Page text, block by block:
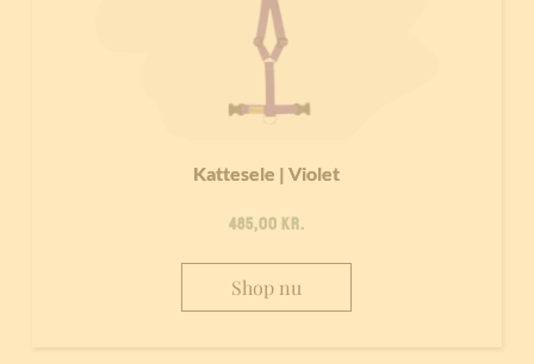
Kattesele | Violet
485,00 kr.
Shop nu